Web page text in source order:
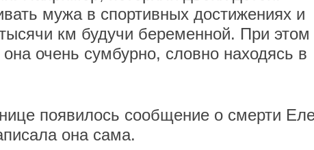
мужа в спортивных достижениях и
км будучи беременной. При этом
очень сумбурно, словно находясь в
появилось сообщение о смерти
она сама.